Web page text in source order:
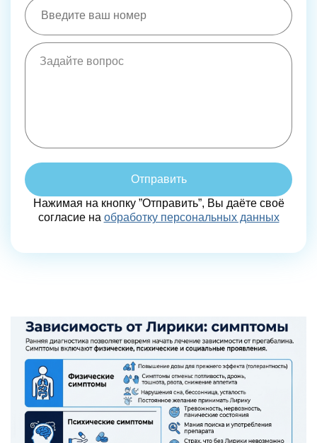
Отправить
Нажимая на кнопку ”Отправить”, Вы даёте своё
согласие на обработку персональных данных